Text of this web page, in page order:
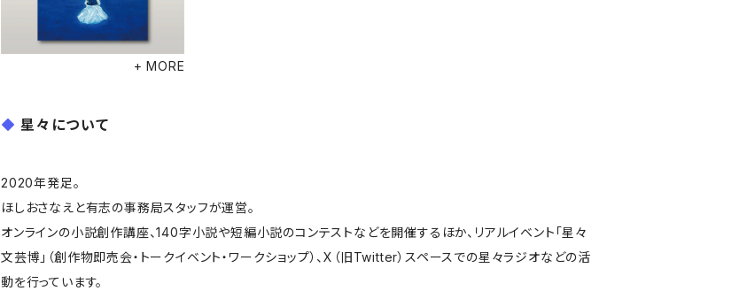
+ MORE
星々について
2020年発足。
ほしおさなえと有志の事務局スタッフが運営。
オンラインの小説創作講座、140字小説や短編小説のコンテストなどを開催するほか、リアルイベント「星々
文芸博」（創作物即売会・トークイベント・ワークショップ）、X（旧Twitter）スペースでの星々ラジオなどの活
動を行っています。